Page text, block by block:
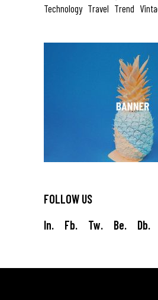
Technology Travel Trend
FOLLOW US
In.
Fb. Tw. Be. Db.